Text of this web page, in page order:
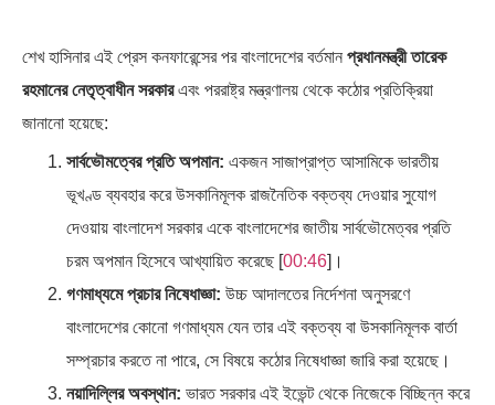
শেখ হাসিনার এই প্রেস কনফারেন্সের পর বাংলাদেশের বর্তমান প্রধানমন্ত্রী তারেক
রহমানের নেতৃত্বাধীন সরকারএবং পররাষ্ট্র মন্ত্রণালয় থেকে কঠোর প্রতিক্রিয়া
জানানো হয়েছে:
সার্বভৌমত্বের প্রতি অপমান: একজন সাজাপ্রাপ্ত আসামিকে ভারতীয়
ভূখণ্ড ব্যবহার করে উসকানিমূলক রাজনৈতিক বক্তব্য দেওয়ার সুযোগ
দেওয়ায় বাংলাদেশ সরকার একে বাংলাদেশের জাতীয় সার্বভৌমেত্বর প্রতি
চরম অপমান হিসেবে আখ্যায়িত করেছে [00:46]।
গণমাধ্যমে প্রচার নিষেধাজ্ঞা: উচ্চ আদালতের নির্দেশনা অনুসরণে
বাংলাদেশের কোনো গণমাধ্যম যেন তার এই বক্তব্য বা উসকানিমূলক বার্তা
সম্প্রচার করতে না পারে, সে বিষয়ে কঠোর নিষেধাজ্ঞা জারি করা হয়েছে।
নয়াদিল্লির অবস্থান: ভারত সরকার এই ইভেন্ট থেকে নিজেকে বিচ্ছিন্ন করে